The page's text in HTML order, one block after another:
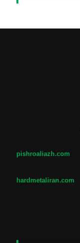
pishroaliazh.com
hardmetaliran.com